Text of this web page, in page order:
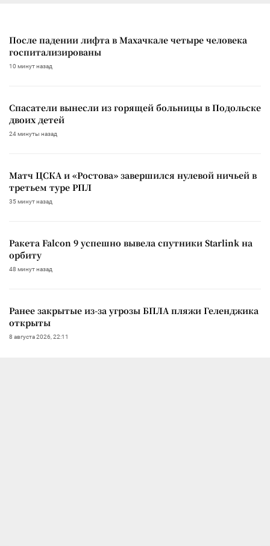
После падении лифта в Махачкале четыре человека
госпитализированы
10 минут назад
Спасатели вынесли из горящей больницы в Подольске
двоих детей
24 минуты назад
Матч ЦСКА и «Ростова» завершился нулевой ничьей в
третьем туре РПЛ
35 минут назад
Ракета Falcon 9 успешно вывела спутники Starlink на
орбиту
48 минут назад
Ранее закрытые из-за угрозы БПЛА пляжи Геленджика
открыты
8 августа 2026, 22:11